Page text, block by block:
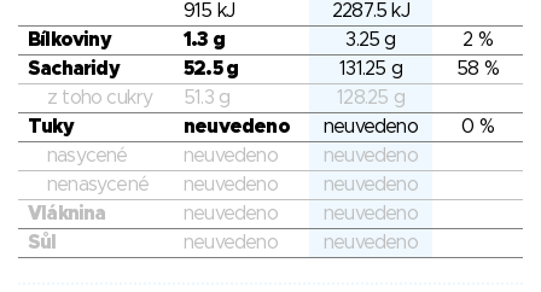
915 kJ
2287.5 kJ
Bílkoviny
1.3 g 3.25 g
2 %
Sacharidy
52.5 g 131.25 g
58 %
z toho cukry
51.3 g
128.25 g
Tuky
neuvedeno neuvedeno
0 %
nasycené
neuvedeno
neuvedeno
nenasycené
neuvedeno
neuvedeno
Vláknina
neuvedeno
neuvedeno
Sůl
neuvedeno neuvedeno